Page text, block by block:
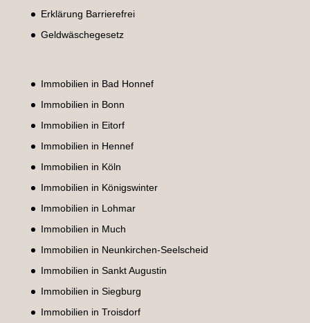
Erklärung Barrierefrei
Geldwäschegesetz
Immobilien in Bad Honnef
Immobilien in Bonn
Immobilien in Eitorf
Immobilien in Hennef
Immobilien in Köln
Immobilien in Königswinter
Immobilien in Lohmar
Immobilien in Much
Immobilien in Neunkirchen-Seelscheid
Immobilien in Sankt Augustin
Immobilien in Siegburg
Immobilien in Troisdorf